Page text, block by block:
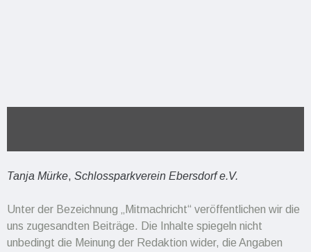
Tanja Mürke, Schlossparkverein Ebersdorf e.V.
Unter der Bezeichnung „Mitmachricht“ veröffentlichen wir die
uns zugesandten Beiträge. Die Inhalte spiegeln nicht
unbedingt die Meinung der Redaktion wider, die Angaben